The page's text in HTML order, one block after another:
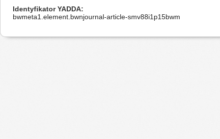
Identyfikator YADDA
bwmeta1.element.bwnjournal-article-smv88i1p15bwm